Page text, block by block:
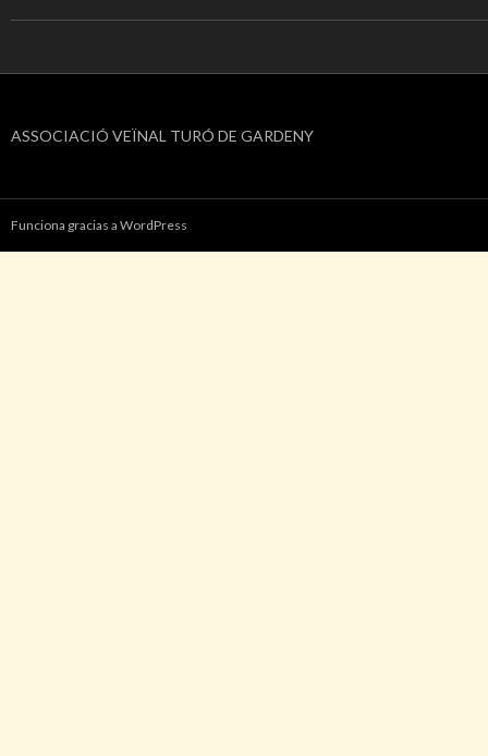
ASSOCIACIÓ VEÏNAL TURÓ DE GARDENY
Funciona gracias a WordPress